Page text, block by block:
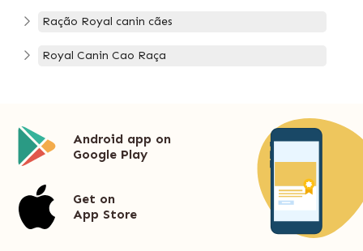
Ração Royal canin cães
Royal Canin Cao Raça
Android app on
Google Play
Get on
App Store